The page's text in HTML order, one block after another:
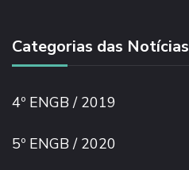
Categorias das Notícias
4º ENGB / 2019
5º ENGB / 2020